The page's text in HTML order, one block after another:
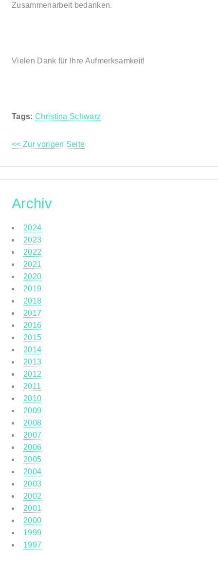
Zusammenarbeit bedanken.
Vielen Dank für Ihre Aufmerksamkeit!
Tags: Christina Schwarz
<< Zur vorigen Seite
Archiv
2024
2023
2022
2021
2020
2019
2018
2017
2016
2015
2014
2013
2012
2011
2010
2009
2008
2007
2006
2005
2004
2003
2002
2001
2000
1999
1997